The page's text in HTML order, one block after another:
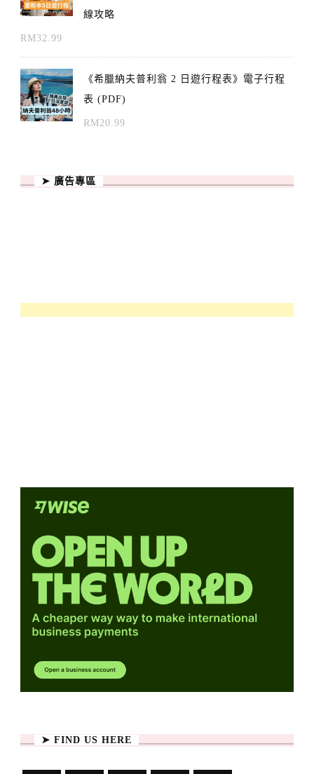
線攻略
RM32.99
《希臘納夫普利翁 2 日遊行程表》電子行程
表 (PDF)
RM20.99
➤ 廣告專區
➤ FIND US HERE